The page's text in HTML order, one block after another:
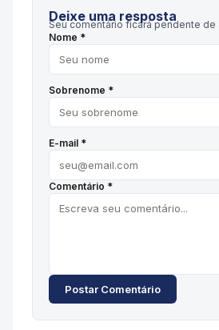
Deixe uma resposta
Seu comentário ficará pendente de
Nome *
Sobrenome *
E-mail *
Comentário *
Postar Comentário